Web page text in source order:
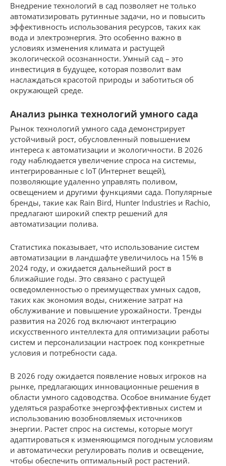
Внедрение технологий в сад позволяет не только
автоматизировать рутинные задачи, но и повысить
эффективность использования ресурсов, таких как
вода и электроэнергия. Это особенно важно в
условиях изменения климата и растущей
экологической осознанности. Умный сад – это
инвестиция в будущее, которая позволит вам
наслаждаться красотой природы и заботиться об
окружающей среде.
Анализ рынка технологий умного сада
Рынок технологий умного сада демонстрирует
устойчивый рост, обусловленный повышением
интереса к автоматизации и экологичности. В 2026
году наблюдается увеличение спроса на системы,
интегрированные с IoT (Интернет вещей),
позволяющие удаленно управлять поливом,
освещением и другими функциями сада. Популярные
бренды, такие как Rain Bird, Hunter Industries и Rachio,
предлагают широкий спектр решений для
автоматизации полива.
Статистика показывает, что использование систем
автоматизации в ландшафте увеличилось на 15% в
2024 году, и ожидается дальнейший рост в
ближайшие годы. Это связано с растущей
осведомленностью о преимуществах умных садов,
таких как экономия воды, снижение затрат на
обслуживание и повышение урожайности. Тренды
развития на 2026 год включают интеграцию
искусственного интеллекта для оптимизации работы
систем и персонализации настроек под конкретные
условия и потребности сада.
В 2026 году ожидается появление новых игроков на
рынке, предлагающих инновационные решения в
области умного садоводства. Особое внимание будет
уделяться разработке энергоэффективных систем и
использованию возобновляемых источников
энергии. Растет спрос на системы, которые могут
адаптироваться к изменяющимся погодным условиям
и автоматически регулировать полив и освещение,
чтобы обеспечить оптимальный рост растений.